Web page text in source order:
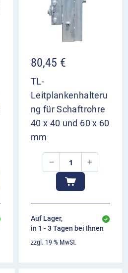
80,45 €
TL-
Leitplankenhalteru
ng für Schaftrohre
40 x 40 und 60 x 60
mm
Auf Lager,
in 1 - 3 Tagen bei Ihnen
zzgl. 19 % MwSt.